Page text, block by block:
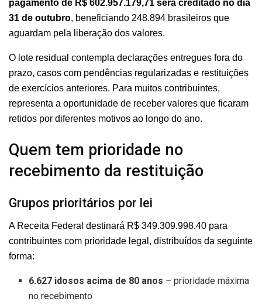
pagamento de R$ 602.957.179,71 será creditado no dia
31 de outubro, beneficiando 248.894 brasileiros que
aguardam pela liberação dos valores.
O lote residual contempla declarações entregues fora do
prazo, casos com pendências regularizadas e restituições
de exercícios anteriores. Para muitos contribuintes,
representa a oportunidade de receber valores que ficaram
retidos por diferentes motivos ao longo do ano.
Quem tem prioridade no
recebimento da restituição
Grupos prioritários por lei
A Receita Federal destinará R$ 349.309.998,40 para
contribuintes com prioridade legal, distribuídos da seguinte
forma:
6.627 idosos acima de 80 anos – prioridade máxima
no recebimento